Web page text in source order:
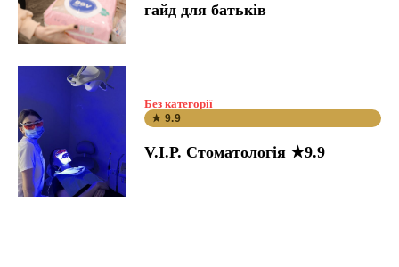
гайд для батьків
Без категорії
★ 9.9
V.I.P. Стоматологія ★9.9